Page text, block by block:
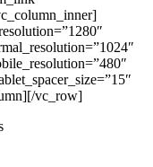
vc_row]